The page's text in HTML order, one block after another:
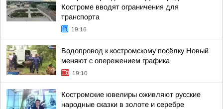
Костроме вводят ограничения для
транспорта
19:16
Водопровод к костромскому посёлку Новый
меняют с опережением графика
19:10
Костромские ювелиры оживляют русские
народные сказки в золоте и серебре